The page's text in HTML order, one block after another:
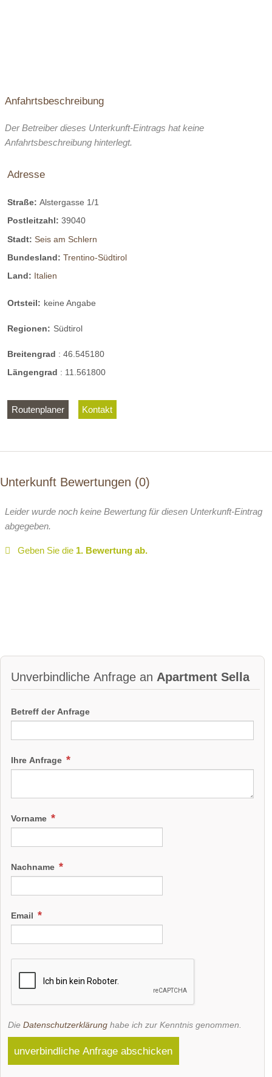
Anfahrtsbeschreibung
Der Betreiber dieses Unterkunft-Eintrags hat keine
Anfahrtsbeschreibung hinterlegt.
Adresse
Straße: Alstergasse 1/1
Postleitzahl: 39040
Stadt: Seis am Schlern
Bundesland: Trentino-Südtirol
Land: Italien
Ortsteil: keine Angabe
Regionen: Südtirol
Breitengrad : 46.545180
Längengrad : 11.561800
Routenplaner Kontakt
Unterkunft Bewertungen 0
Leider wurde noch keine Bewertung für diesen Unterkunft-Eintrag
abgegeben.
Geben Sie die 1. Bewertung ab.
Unverbindliche Anfrage an Apartment Sella
Betreff der Anfrage
Ihre Anfrage
Vorname
Nachname
Email
Die Datenschutzerklärung habe ich zur Kenntnis genommen.
unverbindliche Anfrage abschicken